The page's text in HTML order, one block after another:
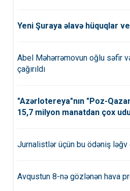
Yeni Şuraya əlavə hüquqlar
Abel Məhərrəmovun oğlu səfir
çağırıldı
"Azərlotereya"nın "Poz-
15,7 milyon manatdan çox
Jurnalistlər üçün bu ödəniş
Avqustun 8-nə gözlənən hava